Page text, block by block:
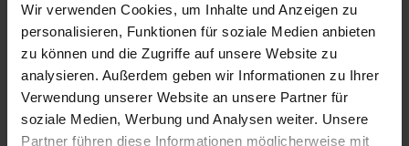
Wir verwenden Cookies, um Inhalte und Anzeigen zu
personalisieren, Funktionen für soziale Medien anbieten
zu können und die Zugriffe auf unsere Website zu
analysieren. Außerdem geben wir Informationen zu Ihrer
Verwendung unserer Website an unsere Partner für
soziale Medien, Werbung und Analysen weiter. Unsere
Partner führen diese Informationen möglicherweise mit
Prices include VAT. Depending on the delivery address, VAT
may vary at checkout.
Add to Cart
Add to Wish List